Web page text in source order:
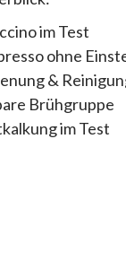
im Test
ohne
&
Brühgruppe
im Test